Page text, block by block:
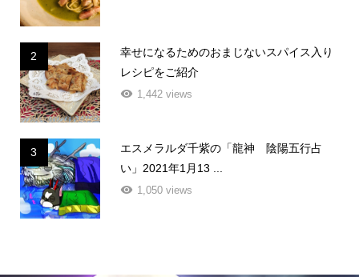
2
幸せになるためのおまじないスパイス入り
レシピをご紹介
1,442 views
3
エスメラルダ千紫の「龍神 陰陽五行占
い」2021年1月13 ...
1,050 views